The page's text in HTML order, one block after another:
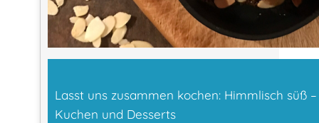
Lasst uns zusammen kochen: Himmlisch süß
Kuchen und Desserts